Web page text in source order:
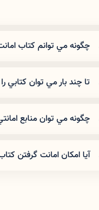
چگونه مي توانم كتاب
انجام مراحل ثبت نام
تا چند بار مي توان كتابي
چگونه مي توان منابع
آيا امكان امانت گرفتن